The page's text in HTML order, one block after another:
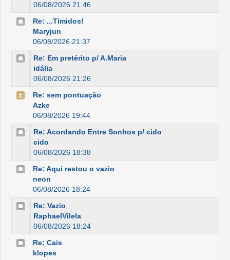
06/08/2026 21:46
Re: ...Tímidos!
Maryjun
06/08/2026 21:37
Re: Em pretérito p/ A.Maria
idália
06/08/2026 21:26
Re: sem pontuação
Azke
06/08/2026 19:44
Re: Acordando Entre Sonhos p/ cido
cido
06/08/2026 18:38
Re: Aqui restou o vazio
neon
06/08/2026 18:24
Re: Vazio
RaphaelVilela
06/08/2026 18:24
Re: Cais
klopes